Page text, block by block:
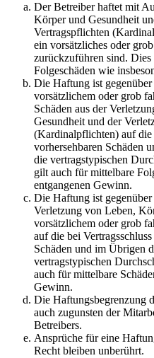
Der Betreiber haftet mit
Körper und Gesundheit
Vertragspflichten
ein vorsätzliches oder
zurückzuführen sind.
Folgeschäden wie
Die Haftung ist
vorsätzlichem oder grob
Schäden aus der
Gesundheit und der
(Kardinalpflichten) auf die
vorhersehbaren Schäden
die vertragstypischen
gilt auch für mittelbare
entgangenen Gewinn.
Die Haftung ist
Verletzung von Leben,
vorsätzlichem oder grob
auf die bei
Schäden und im Übrigen
vertragstypischen
auch für mittelbare
Gewinn.
Die Haftungsbegrenzung
auch zugunsten der
Betreibers.
Ansprüche für eine
Recht bleiben unberührt.